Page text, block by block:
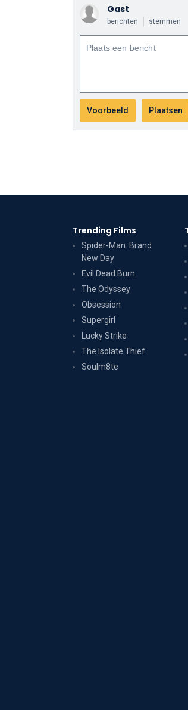
Gast
berichten stemmen
Trending Films
Spider-Man: Brand
New Day
Evil Dead Burn
The Odyssey
Obsession
Supergirl
Lucky Strike
The Isolate Thief
Soulm8te